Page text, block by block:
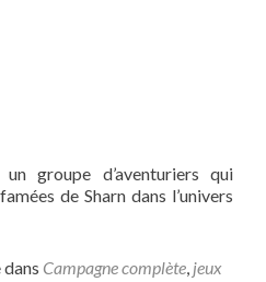
groupe d’aventuriers qui
de Sharn dans l’univers
Campagne complète, jeux